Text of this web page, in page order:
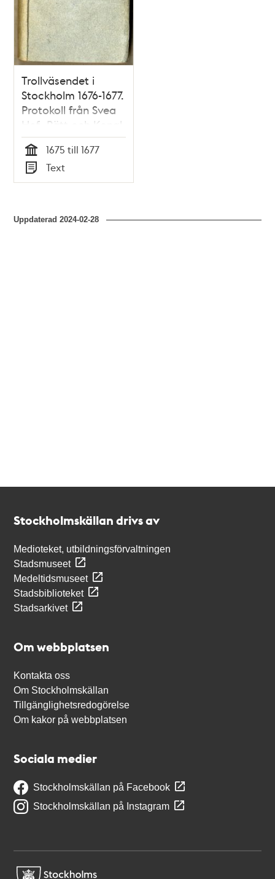
Trollväsendet i
Stockholm 1676-1677.
Protokoll från Svea
Hof- Rätt och Kongl.
Commisorial Rätten
med bilagor
Tid
1675 till 1677
Typ
Text
Uppdaterad2024-02-28
Stockholmskällan drivs av
Medioteket, utbildningsförvaltningen
Stadsmuseet
Medeltidsmuseet
Stadsbiblioteket
Stadsarkivet
Om webbplatsen
Kontakta oss
Om Stockholmskällan
Tillgänglighetsredogörelse
Om kakor på webbplatsen
Sociala medier
Stockholmskällan på Facebook
Stockholmskällan på Instagram